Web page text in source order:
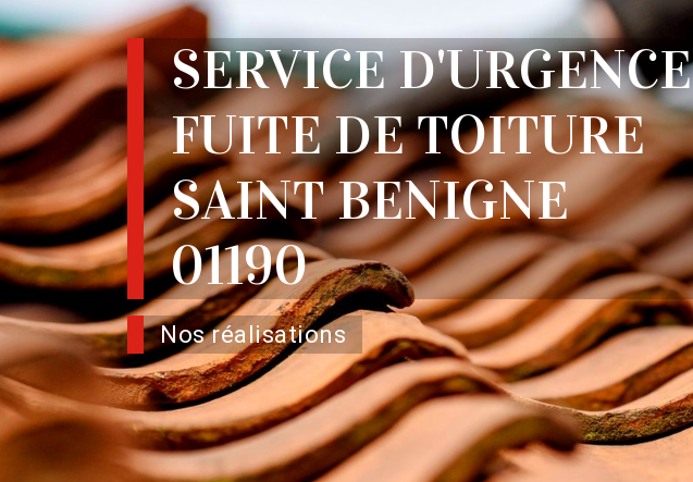
SERVICE D'URGENCE
FUITE DE TOITURE
SAINT BENIGNE
01190
Nos réalisations